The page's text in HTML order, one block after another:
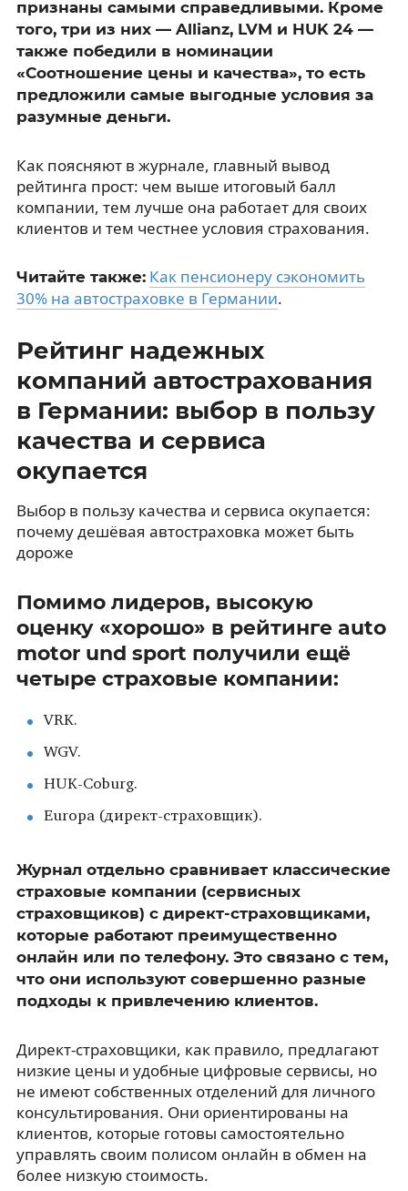
признаны самыми справедливыми. Кроме
того, три из них — Allianz, LVM и HUK 24 —
также победили в номинации
«Соотношение цены и качества», то есть
предложили самые выгодные условия за
разумные деньги.
Как поясняют в журнале, главный вывод
рейтинга прост: чем выше итоговый балл
компании, тем лучше она работает для своих
клиентов и тем честнее условия страхования.
Читайте также: Как пенсионеру сэкономить
30% на автостраховке в Германии.
Рейтинг надежных
компаний автострахования
в Германии: выбор в пользу
качества и сервиса
окупается
Выбор в пользу качества и сервиса окупается:
почему дешёвая автостраховка может быть
дороже
Помимо лидеров, высокую
оценку «хорошо» в рейтинге auto
motor und sport получили ещё
четыре страховые компании:
VRK.
WGV.
HUK-Coburg.
Europa (директ-страховщик).
Журнал отдельно сравнивает классические
страховые компании (сервисных
страховщиков) с директ-страховщиками,
которые работают преимущественно
онлайн или по телефону. Это связано с тем,
что они используют совершенно разные
подходы к привлечению клиентов.
Директ-страховщики, как правило, предлагают
низкие цены и удобные цифровые сервисы, но
не имеют собственных отделений для личного
консультирования. Они ориентированы на
клиентов, которые готовы самостоятельно
управлять своим полисом онлайн в обмен на
более низкую стоимость.